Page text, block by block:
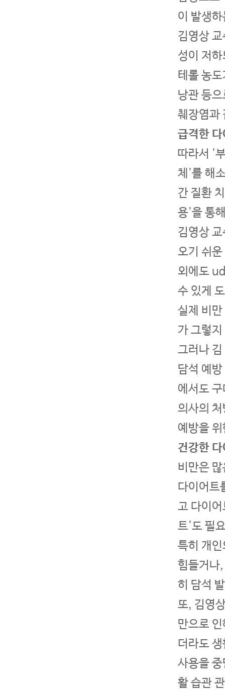
이 발생
김영상
성이 저
테롤 농
낭관 등
췌장염과
급격한
따라서 '
체'를 해
간 질환
용'을 통
김영상
오기 쉬
외에도
수 있게
실제 비
가 그렇
그러나
담석 예
에서도
의사의
예방을
건강한
비만은
다이어트
고 다이
트'도 필
특히 개
힘들거나
히 담석
또, 김영
만으로
더라도
사용을
활 습관